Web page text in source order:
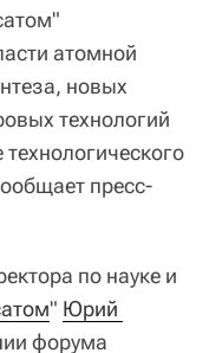
атомной
новых
технологий
пресс-
по науке и
" Юрий
форума